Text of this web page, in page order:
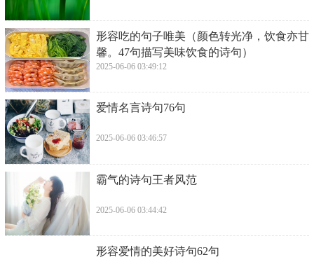
​形容吃的句子唯美（颜色转光净，饮食亦甘
馨。47句描写美味饮食的诗句）
2025-06-06 03:49:12
​爱情名言诗句76句
2025-06-06 03:46:57
​霸气的诗句王者风范
2025-06-06 03:44:42
​形容爱情的美好诗句62句